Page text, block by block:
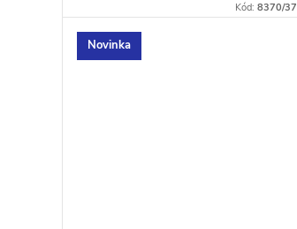
H,...
Kód:8370/37
Novinka